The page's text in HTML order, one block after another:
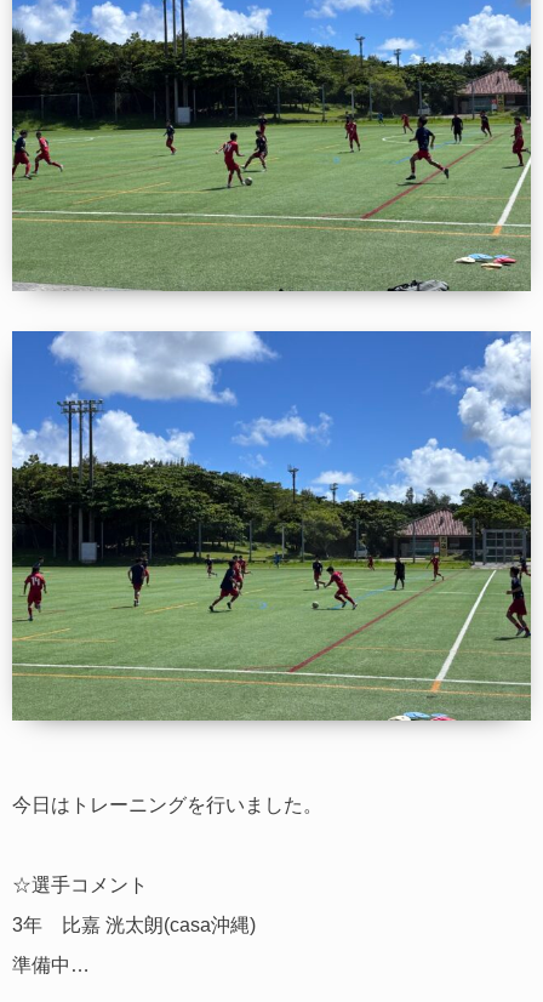
今日はトレーニングを行いました。
☆選手コメント
3年 比嘉 洸太朗(casa沖縄)
準備中…